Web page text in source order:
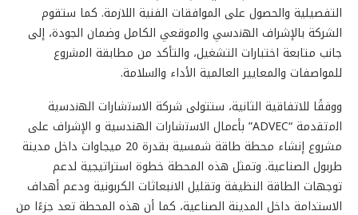
التفصيلية والحصول على الموافقات الفنية اللازمة. كما ستقوم
الشركة بالإشراف اﻟﮭﻧدﺳﻲ واﻟﻣوﻗﻌﻲ الكامل وضمان الجودة، إلى
جانب متابعة اختبارات التشغيل، والتأكد من مطابقة اﻟﻣﺷروع
للمواصفات والمعايير العالمية اﻷداء واﻟﺳﻼﻣﺔ.
ووفقًا للاتفاقية الثانية، ستتولى شركة اﻻﺳﺗﺷﺎرات اﻟﮭﻧدﺳﯾﺔ
اﻟﻣﺗﻘدﻣﺔ “ADVEC” ﺑﺄﻋﻣﺎل اﻻﺳﺗﺷﺎرات الهندسية و الإشراف على
مشروع إنشاء محطة طاقة شمسية بقدرة 20 ميجاوات داخل مدينة
طربول الصناعية. وتمثل هذه المحطة خطوة استراتيجية لدعم
توجهات الطاقة النظيفة وتقليل الانبعاثات الكربونية ودعم أهداف
الاستدامة داخل المدينة الصناعية، كما أن هذه المحطة تعد جزءًا من